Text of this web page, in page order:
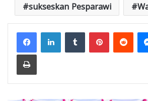
sukseskan Pesparawi
FacebookLinkedInTumblr Pinterest
Print